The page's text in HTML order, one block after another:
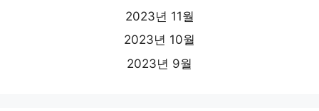
2023년 11월
2023년 10월
2023년 9월